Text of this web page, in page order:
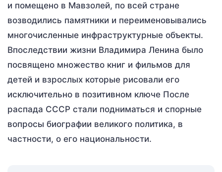
и помещено в Мавзолей, по всей стране
возводились памятники и переименовывались
многочисленные инфраструктурные объекты.
Впоследствии жизни Владимира Ленина было
посвящено множество книг и фильмов для
детей и взрослых которые рисовали его
исключительно в позитивном ключе После
распада СССР стали подниматься и спорные
вопросы биографии великого политика, в
частности, о его национальности.